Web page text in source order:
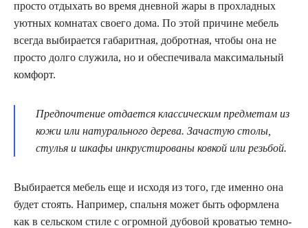
просто отдыхать во время дневной жары в прохладных
уютных комнатах своего дома. По этой причине мебель
всегда выбирается габаритная, добротная, чтобы она не
просто долго служила, но и обеспечивала максимальный
комфорт.
Предпочтение отдается классическим предметам из
кожи или натурального дерева. Зачастую столы,
стулья и шкафы инкрустированы ковкой или резьбой.
Выбирается мебель еще и исходя из того, где именно она
будет стоять. Например, спальня может быть оформлена
как в сельском стиле с огромной дубовой кроватью темно-